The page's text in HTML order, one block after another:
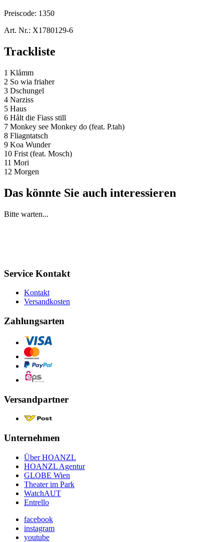
Preiscode: 1350
Art. Nr.: X1780129-6
Trackliste
1 Klåmm
2 So wia friaher
3 Dschungel
4 Narziss
5 Haus
6 Hålt die Fiass still
7 Monkey see Monkey do (feat. P.tah)
8 Fliagntatsch
9 Koa Wunder
10 Frist (feat. Mosch)
11 Mori
12 Morgen
Das könnte Sie auch interessieren
Bitte warten...
Service Kontakt
Kontakt
Versandkosten
Zahlungsarten
Versandpartner
Unternehmen
Über HOANZL
HOANZL Agentur
GLOBE Wien
Theater im Park
WatchAUT
Entrello
facebook
instagram
youtube